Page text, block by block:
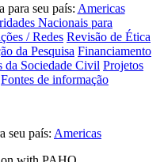
para seu país: Americas
Nacionais para
/ Redes Revisão de Ética
da Pesquisa Financiamento
da Sociedade Civil Projetos
Fontes de informação
seu país: Americas